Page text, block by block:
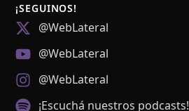
¡SEGUINOS!
@WebLateral
@WebLateral
@WebLateral
¡Escuchá nuestros podcasts!